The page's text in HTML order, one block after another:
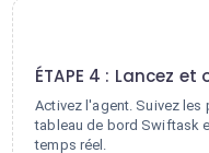
ÉTAPE 4 : Lancez
Activez l'agent. Suivez les
tableau de bord Swiftask
temps réel.